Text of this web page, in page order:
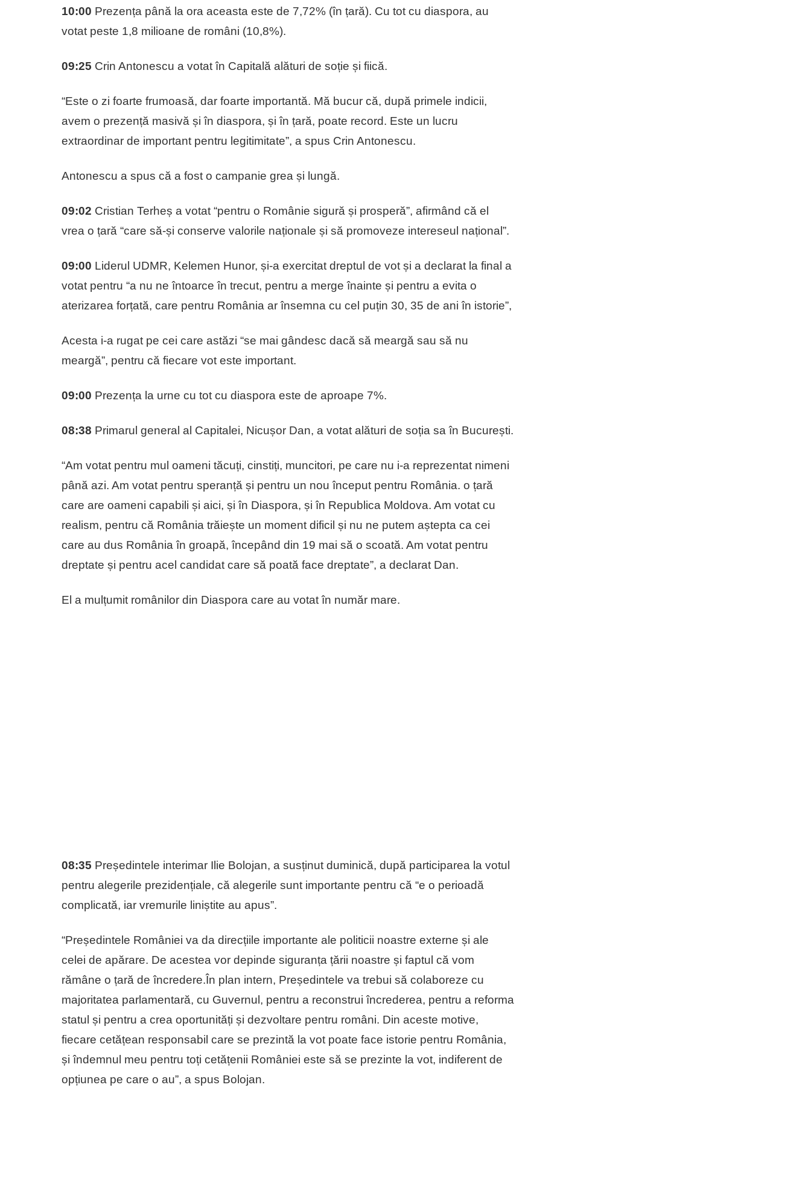
10:00 Prezența până la ora aceasta este de 7,72% (în țară). Cu tot cu diaspora, au
votat peste 1,8 milioane de români (10,8%).
09:25 Crin Antonescu a votat în Capitală alături de soție și fiică.
“Este o zi foarte frumoasă, dar foarte importantă. Mă bucur că, după primele indicii,
avem o prezență masivă și în diaspora, și în țară, poate record. Este un lucru
extraordinar de important pentru legitimitate”, a spus Crin Antonescu.
Antonescu a spus că a fost o campanie grea și lungă.
09:02 Cristian Terheș a votat “pentru o Românie sigură și prosperă”, afirmând că el
vrea o țară “care să-și conserve valorile naționale și să promoveze intereseul național”.
09:00 Liderul UDMR, Kelemen Hunor, și-a exercitat dreptul de vot și a declarat la final a
votat pentru “a nu ne întoarce în trecut, pentru a merge înainte și pentru a evita o
aterizarea forțată, care pentru România ar însemna cu cel puțin 30, 35 de ani în istorie”,
Acesta i-a rugat pe cei care astăzi “se mai gândesc dacă să meargă sau să nu
meargă”, pentru că fiecare vot este important.
09:00 Prezența la urne cu tot cu diaspora este de aproape 7%.
08:38 Primarul general al Capitalei, Nicușor Dan, a votat alături de soția sa în București.
“Am votat pentru mul oameni tăcuți, cinstiți, muncitori, pe care nu i-a reprezentat nimeni
până azi. Am votat pentru speranță și pentru un nou început pentru România. o țară
care are oameni capabili și aici, și în Diaspora, și în Republica Moldova. Am votat cu
realism, pentru că România trăiește un moment dificil și nu ne putem aștepta ca cei
care au dus România în groapă, începând din 19 mai să o scoată. Am votat pentru
dreptate și pentru acel candidat care să poată face dreptate”, a declarat Dan.
El a mulțumit românilor din Diaspora care au votat în număr mare.
08:35 Președintele interimar Ilie Bolojan, a susținut duminică, după participarea la votul
pentru alegerile prezidențiale, că alegerile sunt importante pentru că “e o perioadă
complicată, iar vremurile liniștite au apus”.
“Președintele României va da direcțiile importante ale politicii noastre externe și ale
celei de apărare. De acestea vor depinde siguranța țării noastre și faptul că vom
rămâne o țară de încredere.În plan intern, Președintele va trebui să colaboreze cu
majoritatea parlamentară, cu Guvernul, pentru a reconstrui încrederea, pentru a reforma
statul și pentru a crea oportunități și dezvoltare pentru români. Din aceste motive,
fiecare cetățean responsabil care se prezintă la vot poate face istorie pentru România,
și îndemnul meu pentru toți cetățenii României este să se prezinte la vot, indiferent de
opțiunea pe care o au”, a spus Bolojan.